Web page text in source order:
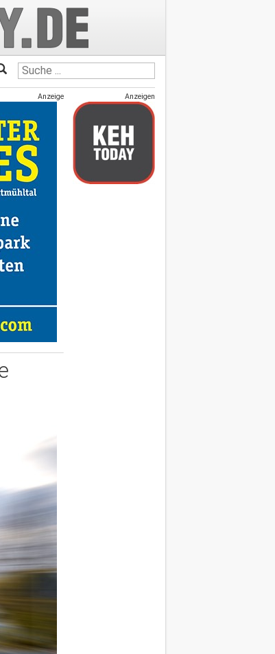
Anzeige Anzeigen